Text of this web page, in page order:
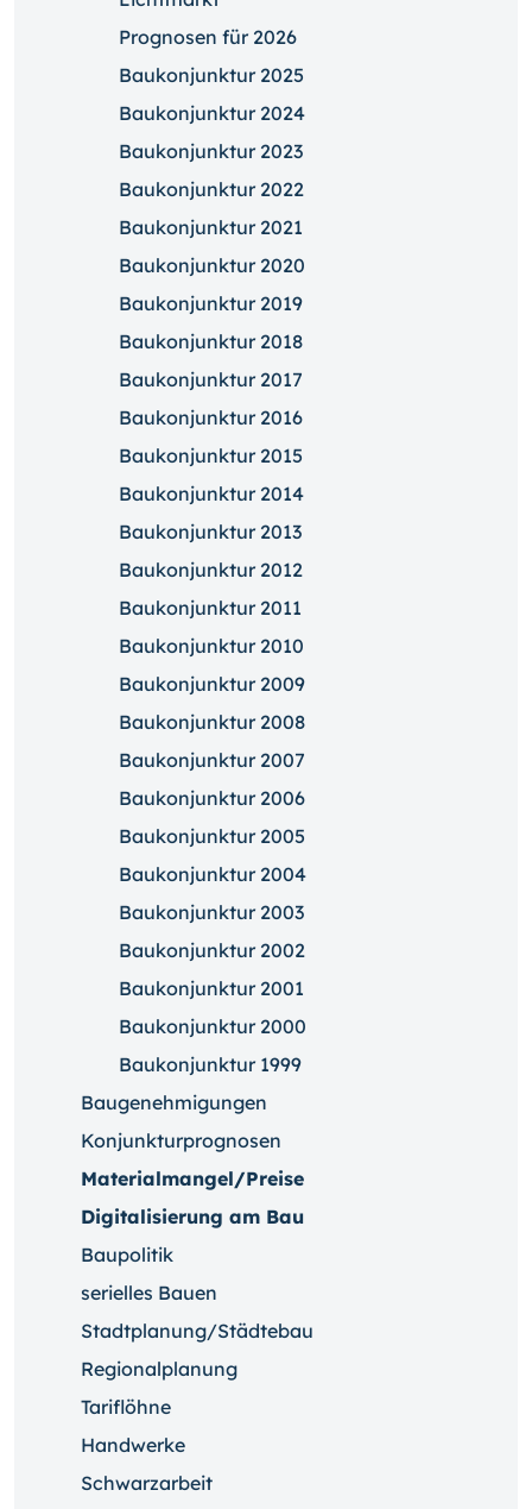
Prognosen für 2026
Baukonjunktur 2025
Baukonjunktur 2024
Baukonjunktur 2023
Baukonjunktur 2022
Baukonjunktur 2021
Baukonjunktur 2020
Baukonjunktur 2019
Baukonjunktur 2018
Baukonjunktur 2017
Baukonjunktur 2016
Baukonjunktur 2015
Baukonjunktur 2014
Baukonjunktur 2013
Baukonjunktur 2012
Baukonjunktur 2011
Baukonjunktur 2010
Baukonjunktur 2009
Baukonjunktur 2008
Baukonjunktur 2007
Baukonjunktur 2006
Baukonjunktur 2005
Baukonjunktur 2004
Baukonjunktur 2003
Baukonjunktur 2002
Baukonjunktur 2001
Baukonjunktur 2000
Baukonjunktur 1999
Baugenehmigungen
Konjunkturprognosen
Materialmangel/Preise
Digitalisierung am Bau
Baupolitik
serielles Bauen
Stadtplanung/Städtebau
Regionalplanung
Tariflöhne
Handwerke
Schwarzarbeit